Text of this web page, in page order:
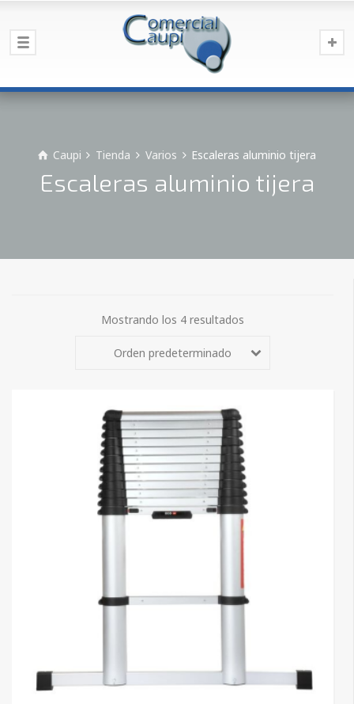
Caupi Tienda Varios Escaleras aluminio tijera
Escaleras aluminio tijera
Mostrando los 4 resultados
Orden predeterminado